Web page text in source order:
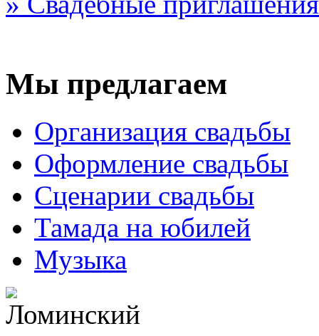
Мы предлагаем
Организация свадьбы
Оформление свадьбы
Сценарии свадьбы
Тамада на юбилей
Музыка